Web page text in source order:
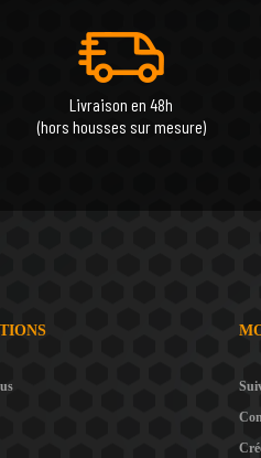
Livraison en 48h
(hors housses sur mesure)